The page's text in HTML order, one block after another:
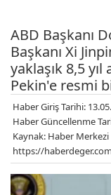
ABD Başkanı
Başkanı Xi
yaklaşık 8,5
Pekin'e resmi
Haber Giriş Tarihi:
Haber Güncellenme
Kaynak: Haber Merkezi
https://